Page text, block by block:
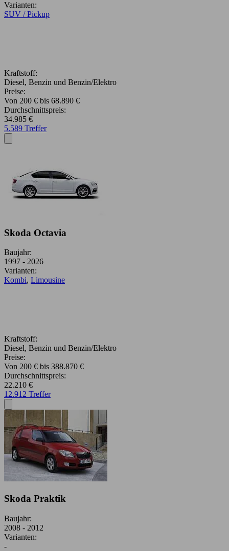
Varianten:
SUV / Pickup
Kraftstoff:
Diesel, Benzin und Benzin/Elektro
Preise:
Von 200 € bis 68.890 €
Durchschnittspreis:
34.985 €
5.589 Treffer
Skoda Octavia
Baujahr:
1997 - 2026
Varianten:
Kombi, Limousine
Kraftstoff:
Diesel, Benzin und Benzin/Elektro
Preise:
Von 200 € bis 388.870 €
Durchschnittspreis:
22.210 €
12.912 Treffer
Skoda Praktik
Baujahr:
2008 - 2012
Varianten:
-